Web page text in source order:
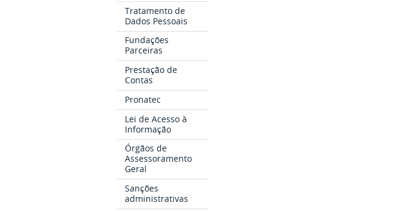
Tratamento de
Dados Pessoais
Fundações
Parceiras
Prestação de
Contas
Pronatec
Lei de Acesso à
Informação
Órgãos de
Assessoramento
Geral
Sanções
administrativas